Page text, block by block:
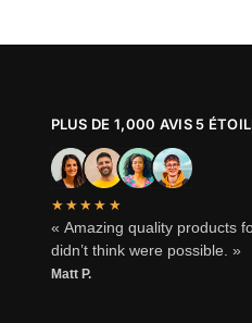
PLUS DE 1,000 AVIS 5
★★★★★
« Amazing quality products
didn’t think were possible. »
Matt P.